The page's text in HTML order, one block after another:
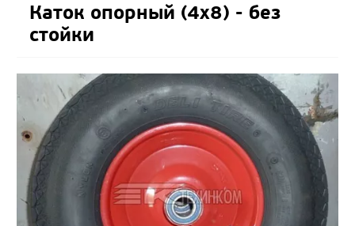
Каток опорный (4х8) - без
стойки